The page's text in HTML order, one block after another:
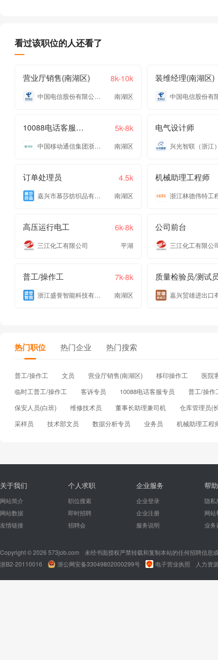
看过该职位的人还看了
营业厅销售(南湖区) 8k-10k
中国电信股份有限公司嘉兴分公司 南湖区
装维经理(南湖区)
10088电话客服专员 5k-8k
中国移动通信集团浙江有限公司嘉兴分公司 南湖区
电气设计师
订单处理员 4.5k
嘉兴市慕莎纺织品有限公司 南湖区
机械助理工程师
高压运行电工 6k-8k
三江化工有限公司 平湖
公司前台
三江化工有限公
普工/操作工 7k-8k
浙江盛誉智能科技有限公司 南湖区
质量检验员/测试
热门职位 热门企业 热门搜索
普工/操作工 文员 营业厅销售(南湖区) 移印操作工
医院
临时工普工/操作工
客诉专员 10088电话客服专员
普工/操作
保安人员(白班)
维修技术员 董事长助理兼司机
仓库管理员(
采样员
技术部文员 数据分析专员 业务员 机械助理工程
关于我们
网站简介
网站数据
友情链接
个人求职
职位搜索
即时招聘
招聘会
企业服务
企业登录
企业注册
服务说明
帮
隐私
网站
业务
Copyright © 2026 573job.com
未经书面授权严禁转载和复制本站的任何招聘信息
浙B2-20110016
浙公网安备33049802000299号 电子营业执照 人力资